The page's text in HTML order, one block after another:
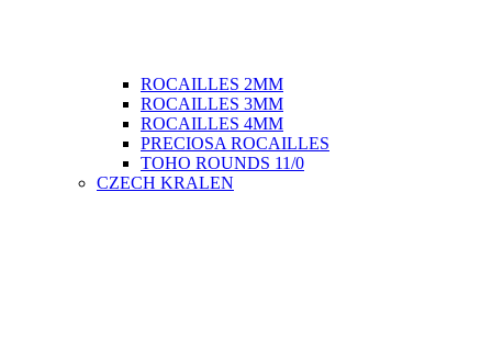
ROCAILLES 2MM
ROCAILLES 3MM
ROCAILLES 4MM
PRECIOSA ROCAILLES
TOHO ROUNDS 11/0
CZECH KRALEN